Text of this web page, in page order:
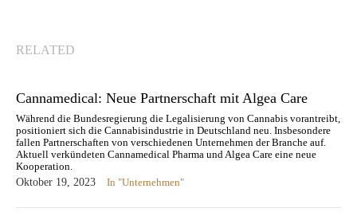
RELATED
Cannamedical: Neue Partnerschaft mit Algea Care
Während die Bundesregierung die Legalisierung von Cannabis vorantreibt,
positioniert sich die Cannabisindustrie in Deutschland neu. Insbesondere
fallen Partnerschaften von verschiedenen Unternehmen der Branche auf.
Aktuell verkündeten Cannamedical Pharma und Algea Care eine neue
Kooperation.
Oktober 19, 2023
In "Unternehmen"